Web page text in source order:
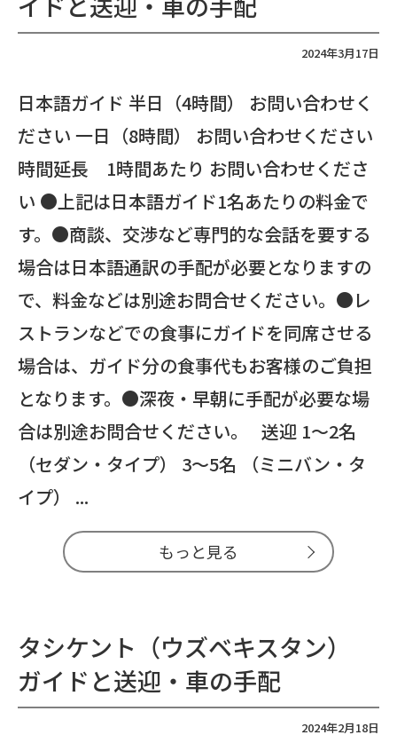
2024年3月17日
日本語ガイド 半日（4時間） お問い合わせく
ださい 一日（8時間） お問い合わせください
時間延長 1時間あたり お問い合わせくださ
い ●上記は日本語ガイド1名あたりの料金で
す。●商談、交渉など専門的な会話を要する
場合は日本語通訳の手配が必要となりますの
で、料金などは別途お問合せください。●レ
ストランなどでの食事にガイドを同席させる
場合は、ガイド分の食事代もお客様のご負担
となります。●深夜・早朝に手配が必要な場
合は別途お問合せください。 送迎 1～2名
（セダン・タイプ） 3～5名 （ミニバン・タ
イプ） ...
もっと見る
タシケント（ウズベキスタン）
ガイドと送迎・車の手配
2024年2月18日